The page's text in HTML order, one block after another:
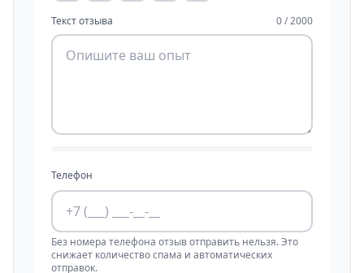
Текст отзыва 0 / 2000
Телефон
Без номера телефона отзыв отправить нельзя. Это
снижает количество спама и автоматических
отправок.